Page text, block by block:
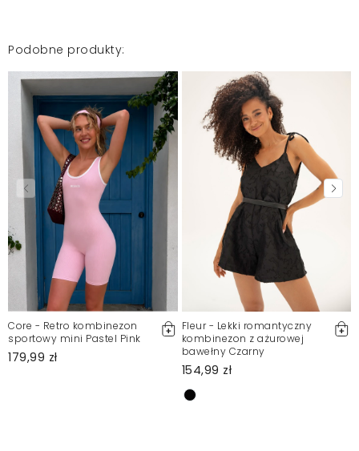
Podobne produkty:
Core - Retro kombinezon
sportowy mini Pastel Pink
179,99 zł
Fleur - Lekki romantyczny
kombinezon z ażurowej
bawełny Czarny
154,99 zł